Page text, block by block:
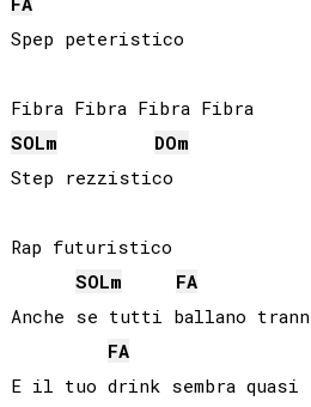
Spep peteristico
Fibra Fibra Fibra Fibra
SOLm DOm
Step rezzistico
Rap futuristico
SOLm FA
Anche se tutti ballano
FA
E il tuo drink sembra quasi